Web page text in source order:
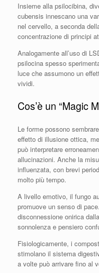
Insieme alla psilocibina,
cubensis innescano una
nel cervello, a seconda
concentrazione di principi
Analogamente all’uso di
psilocina spesso
luce che assumono un
vividi.
Cos’è un “Magic
Le forme possono
effetto di illusione ottica,
può interpretare
allucinazioni. Anche la
influenzata, con brevi
molto più tempo.
A livello emotivo, il fungo
promuove un senso di
disconnessione onirica
sonnolenza e pensiero
Fisiologicamente, i
stimolano il sistema
a volte può arrivare fino al